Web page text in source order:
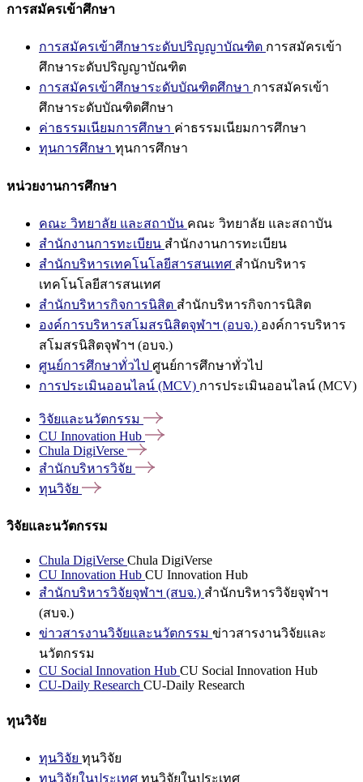
การสมัครเข้าศึกษา
การสมัครเข้าศึกษาระดับปริญญาบัณฑิต การสมัครเข้า
ศึกษาระดับปริญญาบัณฑิต
การสมัครเข้าศึกษาระดับบัณฑิตศึกษา การสมัครเข้า
ศึกษาระดับบัณฑิตศึกษา
ค่าธรรมเนียมการศึกษา ค่าธรรมเนียมการศึกษา
ทุนการศึกษา ทุนการศึกษา
หน่วยงานการศึกษา
คณะ วิทยาลัย และสถาบัน คณะ วิทยาลัย และสถาบัน
สำนักงานการทะเบียน สำนักงานการทะเบียน
สำนักบริหารเทคโนโลยีสารสนเทศ สำนักบริหาร
เทคโนโลยีสารสนเทศ
สำนักบริหารกิจการนิสิต สำนักบริหารกิจการนิสิต
องค์การบริหารสโมสรนิสิตจุฬาฯ (อบจ.) องค์การบริหาร
สโมสรนิสิตจุฬาฯ (อบจ.)
ศูนย์การศึกษาทั่วไป ศูนย์การศึกษาทั่วไป
การประเมินออนไลน์ (MCV) การประเมินออนไลน์ (MCV)
วิจัยและนวัตกรรม
CU Innovation Hub
Chula DigiVerse
สำนักบริหารวิจัย
ทุนวิจัย
วิจัยและนวัตกรรม
Chula DigiVerse Chula DigiVerse
CU Innovation Hub CU Innovation Hub
สำนักบริหารวิจัยจุฬาฯ (สบจ.) สำนักบริหารวิจัยจุฬาฯ
(สบจ.)
ข่าวสารงานวิจัยและนวัตกรรม ข่าวสารงานวิจัยและ
นวัตกรรม
CU Social Innovation Hub CU Social Innovation Hub
CU-Daily Research CU-Daily Research
ทุนวิจัย
ทุนวิจัย ทุนวิจัย
ทุนวิจัยในประเทศ ทุนวิจัยในประเทศ